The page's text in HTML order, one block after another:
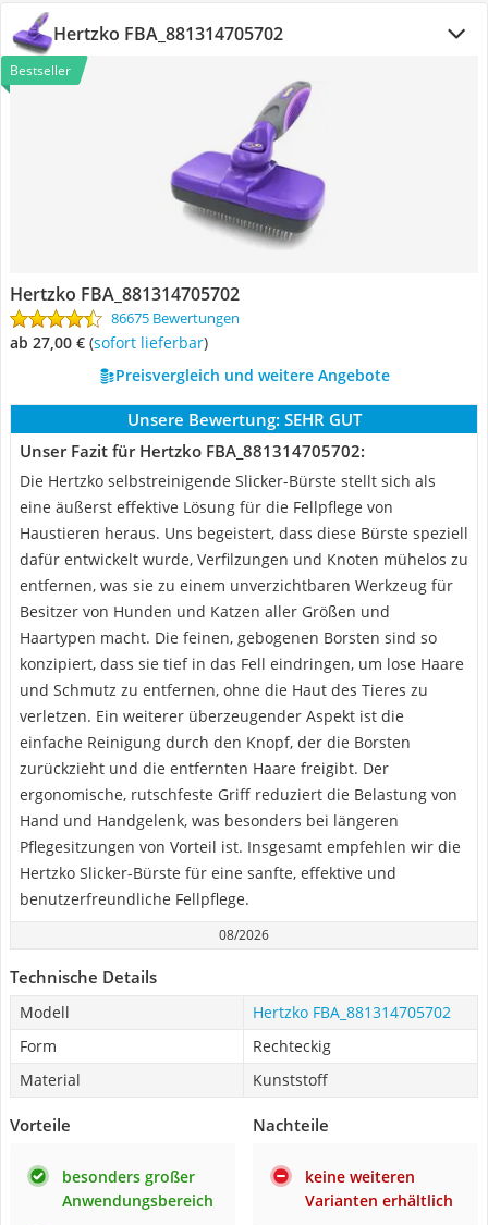
Hertzko FBA_881314705702
Bestseller
Hertzko FBA_881314705702
86675 Bewertungen
ab 27,00 € ( Sofort lieferbar)
Preisvergleich und weitere Angebote
Unsere Bewertung: SEHR GUT
Unser Fazit für Hertzko FBA_881314705702:
Die Hertzko selbstreinigende Slicker-Bürste stellt sich als
eine äußerst effektive Lösung für die Fellpflege von
Haustieren heraus. Uns begeistert, dass diese Bürste speziell
dafür entwickelt wurde, Verfilzungen und Knoten mühelos zu
entfernen, was sie zu einem unverzichtbaren Werkzeug für
Besitzer von Hunden und Katzen aller Größen und
Haartypen macht. Die feinen, gebogenen Borsten sind so
konzipiert, dass sie tief in das Fell eindringen, um lose Haare
und Schmutz zu entfernen, ohne die Haut des Tieres zu
verletzen. Ein weiterer überzeugender Aspekt ist die
einfache Reinigung durch den Knopf, der die Borsten
zurückzieht und die entfernten Haare freigibt. Der
ergonomische, rutschfeste Griff reduziert die Belastung von
Hand und Handgelenk, was besonders bei längeren
Pflegesitzungen von Vorteil ist. Insgesamt empfehlen wir die
Hertzko Slicker-Bürste für eine sanfte, effektive und
benutzerfreundliche Fellpflege.
08/2026
Technische Details
Modell
Hertzko FBA_881314705702
Form
Rechteckig
Material
Kunststoff
Vorteile
besonders großer
Anwendungsbereich
Nachteile
keine weiteren
Varianten erhältlich